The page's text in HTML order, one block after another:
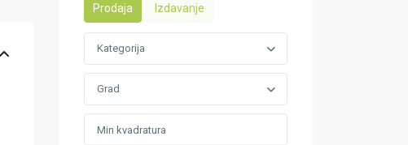
Prodaja Izdavanje
Kategorija
Grad